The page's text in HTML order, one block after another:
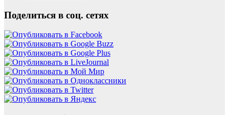
Поделиться в соц. сетях